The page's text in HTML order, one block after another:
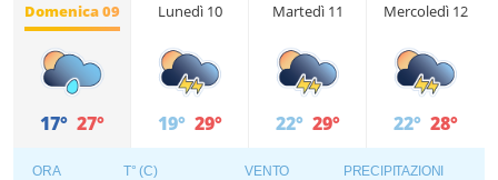
Domenica 09
17° 27°
Lunedì 10
19° 29°
Martedì 11
22° 29°
Mercoledì 12
22° 28°
ORA T° (C) VENTO PRECIPITAZIONI